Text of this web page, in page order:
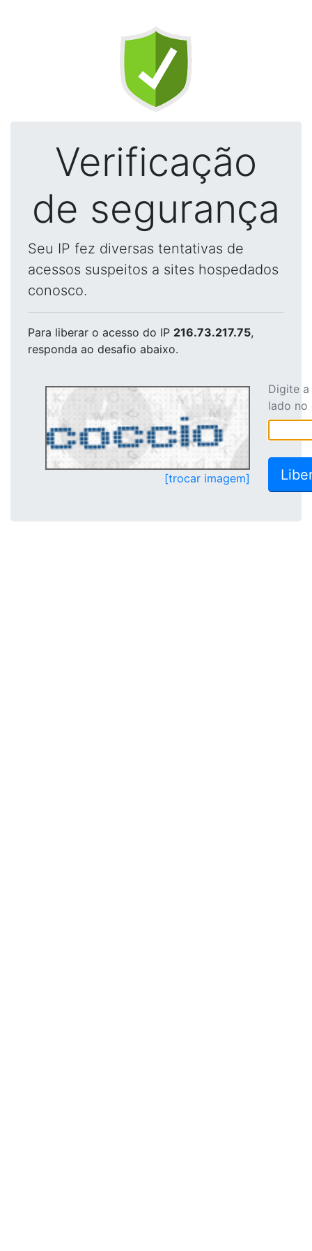
Verificação
de segurança
Seu IP fez diversas tentativas de
acessos suspeitos a sites hospedados
conosco.
Para liberar o acesso do IP 216.73.217.75,
responda ao desafio abaixo.
[trocar imagem]
Digite
lado no